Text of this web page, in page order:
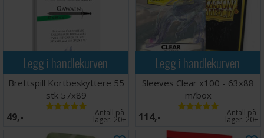
Legg i handlekurven
Brettspill Kortbeskyttere 55
stk 57x89
49,- Antall på
lager: 20+
Legg i handlekurven
Sleeves Clear x100 - 63x88
m/box
114,- Antall på
lager: 20+